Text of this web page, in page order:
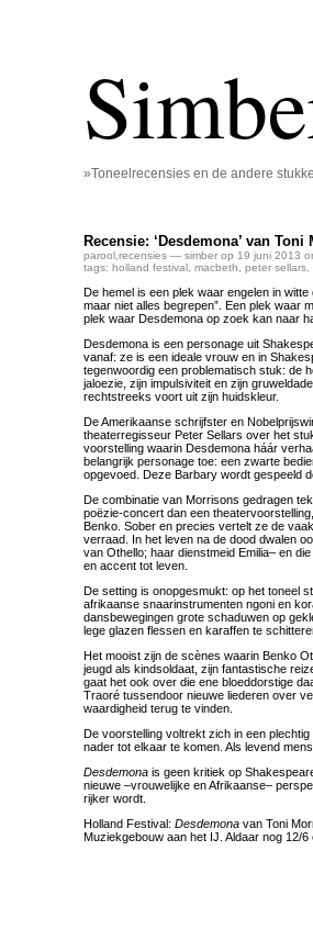
»Toneelrecensies en de andere
Recensie: ‘Desdemona’ van
parool recensies — simber op 19 juni 2013
tags: holland festival macbeth peter sellars
De hemel is een plek waar engelen in
maar niet alles begrepen”. Een plek waar
plek waar Desdemona op zoek kan naar
Desdemona is een personage uit
vanaf: ze is een ideale vrouw en in
tegenwoordig een problematisch stuk: de
jaloezie, zijn impulsiviteit en zijn
rechtstreeks voort uit zijn huidskleur.
De Amerikaanse schrijfster en
theaterregisseur Peter Sellars over het
voorstelling waarin Desdemona háár
belangrijk personage toe: een zwarte
opgevoed. Deze Barbary wordt gespeeld
De combinatie van Morrisons gedragen
poëzie-concert dan een
Benko. Sober en precies vertelt ze de
verraad. In het leven na de dood dwalen
van Othello; haar dienstmeid Emilia– en
en accent tot leven.
De setting is onopgesmukt: op het toneel
afrikaanse snaarinstrumenten ngoni en
dansbewegingen grote schaduwen op
lege glazen flessen en karaffen te
Het mooist zijn de scènes waarin Benko
jeugd als kindsoldaat, zijn fantastische
gaat het ook over die ene bloeddorstige
Traoré tussendoor nieuwe liederen over
waardigheid terug te vinden.
De voorstelling voltrekt zich in een
nader tot elkaar te komen. Als levend
Desdemona is geen kritiek op
nieuwe –vrouwelijke en Afrikaanse–
rijker wordt.
Holland Festival: Desdemona van Toni
Muziekgebouw aan het IJ. Aldaar nog 12/6